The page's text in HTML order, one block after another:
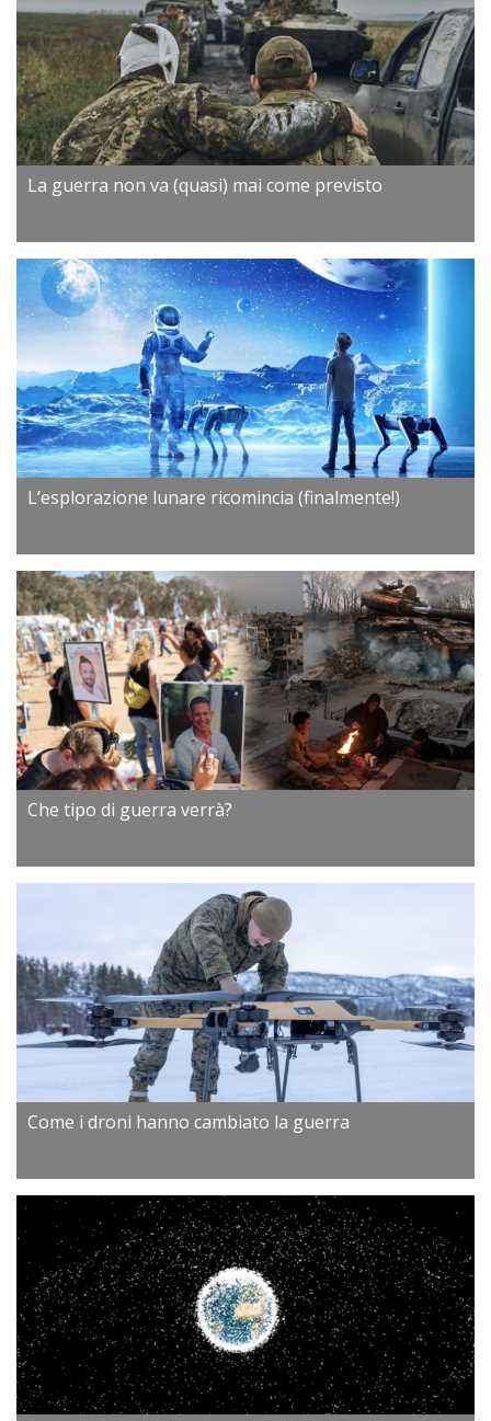
La guerra non va (quasi) mai come previsto
L’esplorazione lunare ricomincia (finalmente!)
Che tipo di guerra verrà?
Come i droni hanno cambiato la guerra